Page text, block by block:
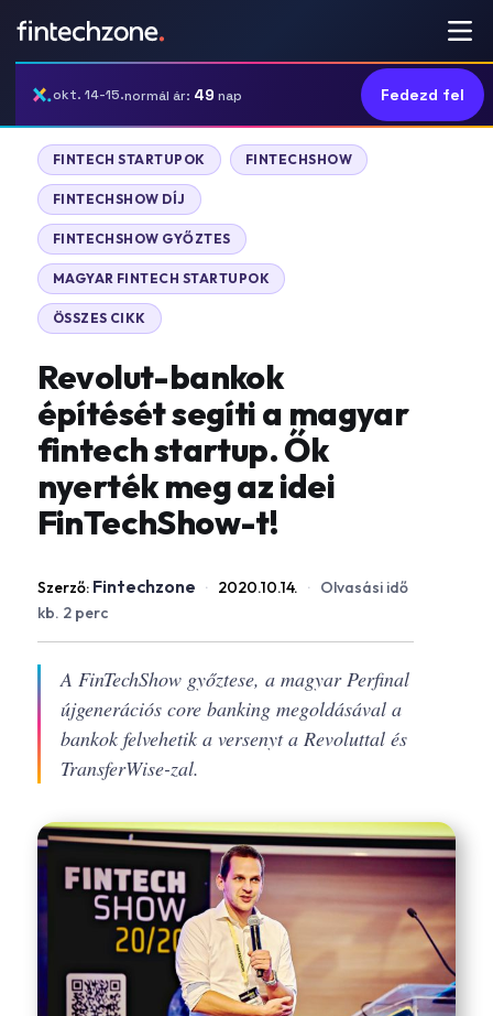
okt. 14-15.normál ár: 49 nap Fedezd fel
FINTECH STARTUPOK FINTECHSHOW
FINTECHSHOW DÍJ
FINTECHSHOW GYŐZTES
MAGYAR FINTECH STARTUPOK
ÖSSZES CIKK
Revolut-bankok
építését segíti a magyar
fintech startup. Ők
nyerték meg az idei
FinTechShow-t!
Szerző: Fintechzone · 2020.10.14. · Olvasási idő
kb. 2 perc
A FinTechShow győztese, a magyar Perfinal
újgenerációs core banking megoldásával a
bankok felvehetik a versenyt a Revoluttal és
TransferWise-zal.